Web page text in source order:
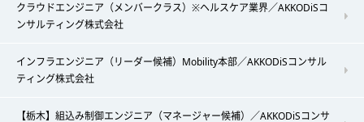
クラウドエンジニア（メンバークラス）※ヘルスケア業界／AKKODiSコ
ンサルティング株式会社
インフラエンジニア（リーダー候補）Mobility本部／AKKODiSコンサル
ティング株式会社
【栃木】組込み制御エンジニア（マネージャー候補）／AKKODiSコンサ